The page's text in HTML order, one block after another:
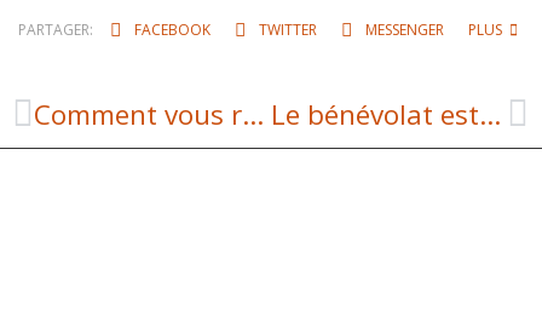
PARTAGER: FACEBOOK TWITTER MESSENGER PLUS
Comment vous raccorder à la fibre optique Le bénévolat est toujours vivant !